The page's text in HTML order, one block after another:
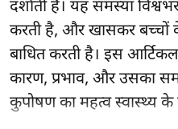
दर्शाती है। यह समस्या
करती है, और खासकर बच्चों
बाधित करती है। इस
कारण, प्रभाव, और उसका
कुपोषण का महत्व स्वास्थ्य